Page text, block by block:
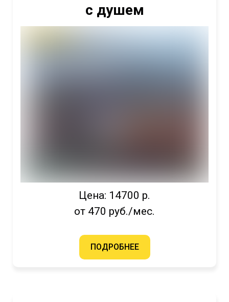
с душем
Цена: 14700 р.
от 470 руб./мес.
ПОДРОБНЕЕ